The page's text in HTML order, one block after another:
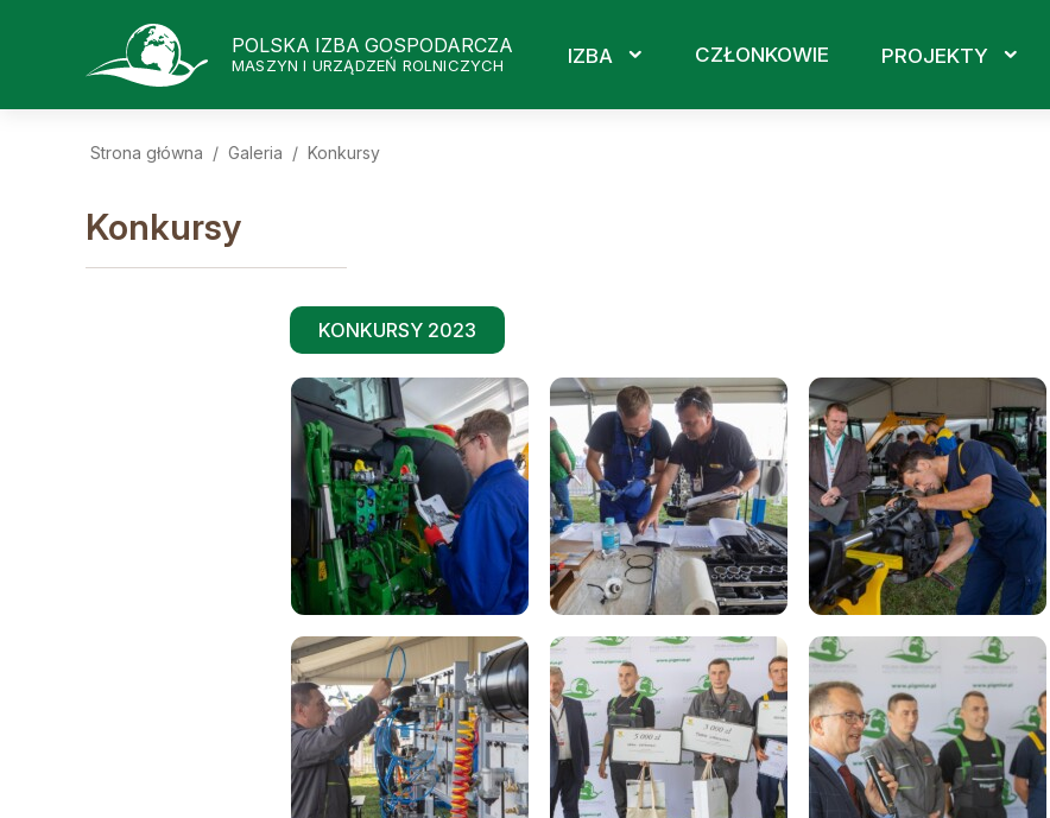
POLSKA IZBA GOSPODARCZA
MASZYN I URZĄDZEŃ ROLNICZYCH IZBA CZŁONKOWIE PROJEKTY
Strona główna / Galeria / Konkursy
Konkursy
KONKURSY 2023